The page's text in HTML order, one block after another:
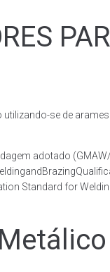
se de
adotado
Standard for